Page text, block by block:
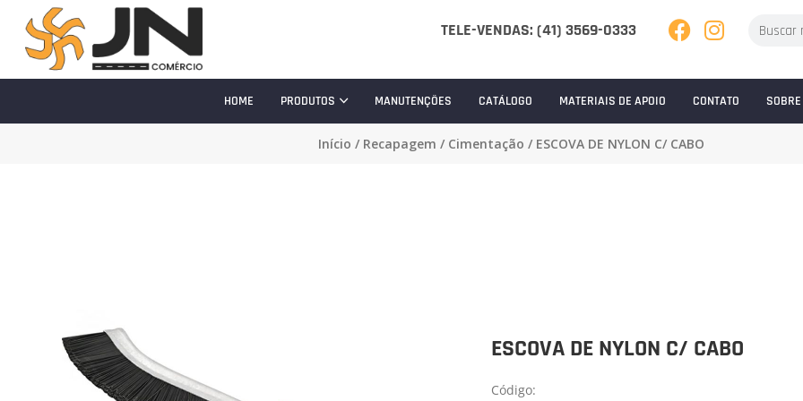
TELE-VENDAS: (41) 3569-0333
HOME PRODUTOS MANUTENÇÕES CATÁLOGO MATERIAIS DE APOIO CONTATO
Início / Recapagem / Cimentação / ESCOVA DE NYLON C/ CABO
ESCOVA DE NYLON C/ CABO
Código: